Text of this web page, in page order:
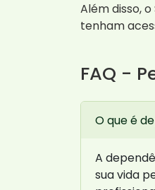
Além disso,
tenham
FAQ -
O que é
A
sua vida